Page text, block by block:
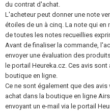
du contrat d'achat.
L'acheteur peut donner une note
étoiles de un à cinq. La note qui
de toutes les notes recueillies
Avant de finaliser la commande,
envoyer une évaluation des
le portail Heureka.cz. Ces avis
boutique en ligne.
Ce ne sont également que des
achat dans la boutique en ligne
envoyant un e-mail via le portail